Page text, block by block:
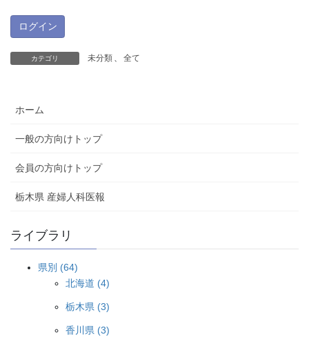
カテゴリ 未分類 、 全て
ホーム
一般の方向けトップ
会員の方向けトップ
栃木県 産婦人科医報
ライブラリ
県別 (64)
北海道 (4)
栃木県 (3)
香川県 (3)